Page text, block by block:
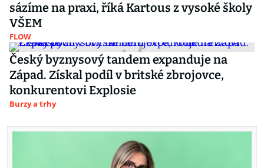
sázíme na praxi, říká Kartous z vysoké školy
VŠEM
FLOW
Český byznysový tandem expanduje na
Západ. Získal podíl v britské zbrojovce,
konkurentovi Explosie
Burzy a trhy